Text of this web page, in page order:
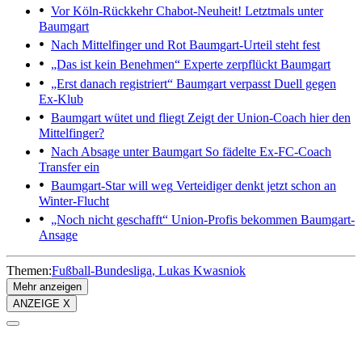
Vor Köln-RückkehrChabot-Neuheit! Letztmals unter
Baumgart
Nach Mittelfinger und Rot Baumgart-Urteil steht fest
„Das ist kein Benehmen“ Experte zerpflückt Baumgart
„Erst danach registriert“ Baumgart verpasst Duell gegen
Ex-Klub
Baumgart wütet und fliegt Zeigt der Union-Coach hier den
Mittelfinger?
Nach Absage unter Baumgart So fädelte Ex-FC-Coach
Transfer ein
Baumgart-Star will weg Verteidiger denkt jetzt schon an
Winter-Flucht
„Noch nicht geschafft“ Union-Profis bekommen Baumgart-
Ansage
Themen:Fußball-Bundesliga Lukas Kwasniok
Mehr anzeigen
ANZEIGE X